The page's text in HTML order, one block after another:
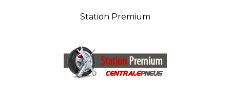
Station Premium